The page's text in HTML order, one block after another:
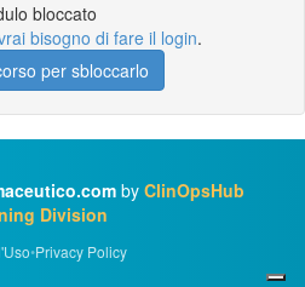
bloccato
bisogno di fare il login.
per sbloccarlo
by ClinOpsHub
Division
•Privacy Policy